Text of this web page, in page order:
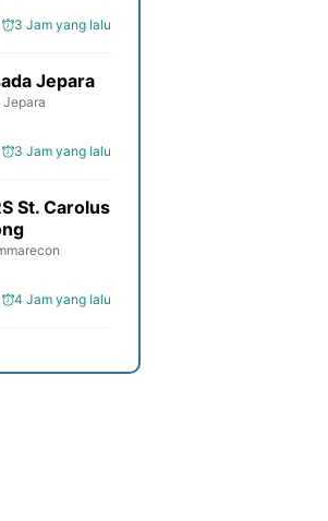
3 Jam yang lalu
Jepara
Jepara
3 Jam yang lalu
St. Carolus
4 Jam yang lalu